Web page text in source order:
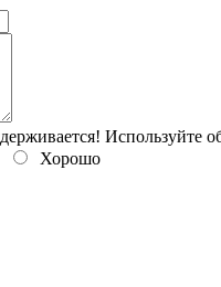
Используйте
Хорошо